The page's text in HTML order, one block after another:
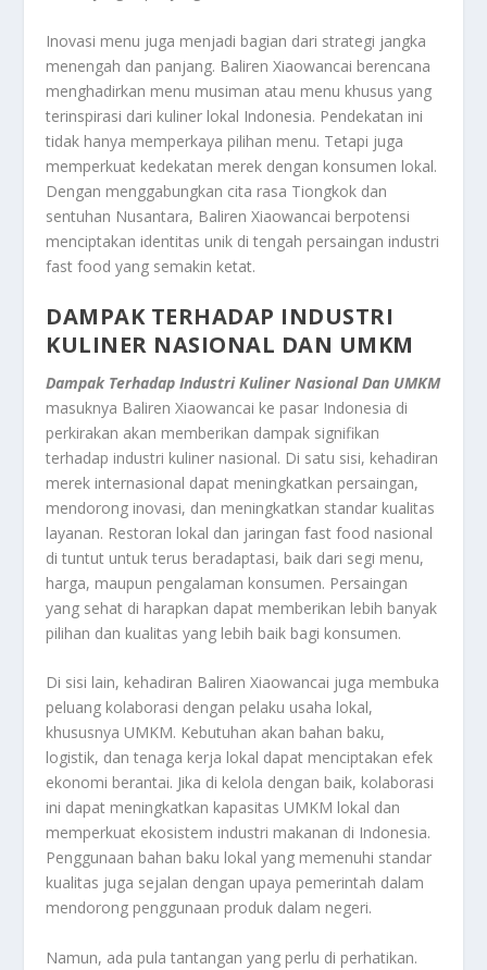
Inovasi menu juga menjadi bagian dari strategi jangka
menengah dan panjang. Baliren Xiaowancai berencana
menghadirkan menu musiman atau menu khusus yang
terinspirasi dari kuliner lokal Indonesia. Pendekatan ini
tidak hanya memperkaya pilihan menu. Tetapi juga
memperkuat kedekatan merek dengan konsumen lokal.
Dengan menggabungkan cita rasa Tiongkok dan
sentuhan Nusantara, Baliren Xiaowancai berpotensi
menciptakan identitas unik di tengah persaingan industri
fast food yang semakin ketat.
DAMPAK TERHADAP INDUSTRI
KULINER NASIONAL DAN UMKM
Dampak Terhadap Industri Kuliner Nasional Dan UMKM
masuknya Baliren Xiaowancai ke pasar Indonesia di
perkirakan akan memberikan dampak signifikan
terhadap industri kuliner nasional. Di satu sisi, kehadiran
merek internasional dapat meningkatkan persaingan,
mendorong inovasi, dan meningkatkan standar kualitas
layanan. Restoran lokal dan jaringan fast food nasional
di tuntut untuk terus beradaptasi, baik dari segi menu,
harga, maupun pengalaman konsumen. Persaingan
yang sehat di harapkan dapat memberikan lebih banyak
pilihan dan kualitas yang lebih baik bagi konsumen.
Di sisi lain, kehadiran Baliren Xiaowancai juga membuka
peluang kolaborasi dengan pelaku usaha lokal,
khususnya UMKM. Kebutuhan akan bahan baku,
logistik, dan tenaga kerja lokal dapat menciptakan efek
ekonomi berantai. Jika di kelola dengan baik, kolaborasi
ini dapat meningkatkan kapasitas UMKM lokal dan
memperkuat ekosistem industri makanan di Indonesia.
Penggunaan bahan baku lokal yang memenuhi standar
kualitas juga sejalan dengan upaya pemerintah dalam
mendorong penggunaan produk dalam negeri.
Namun, ada pula tantangan yang perlu di perhatikan.